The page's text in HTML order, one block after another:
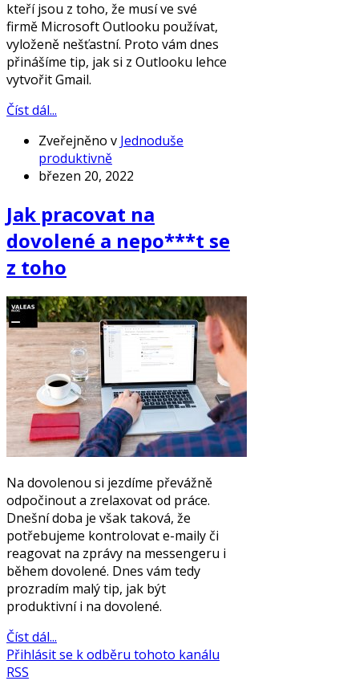
kteří jsou z toho, že musí ve své
firmě Microsoft Outlooku používat,
vyloženě nešťastní. Proto vám dnes
přinášíme tip, jak si z Outlooku lehce
vytvořit Gmail.
Číst dál...
Zveřejněno v Jednoduše
produktivně
březen 20, 2022
Jak pracovat na
dovolené a nepo***t se
z toho
Na dovolenou si jezdíme převážně
odpočinout a zrelaxovat od práce.
Dnešní doba je však taková, že
potřebujeme kontrolovat e-maily či
reagovat na zprávy na messengeru i
během dovolené. Dnes vám tedy
prozradím malý tip, jak být
produktivní i na dovolené.
Číst dál...
Přihlásit se k odběru tohoto kanálu
RSS